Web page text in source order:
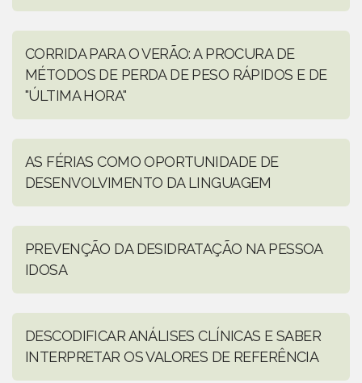
CORRIDA PARA O VERÃO: A PROCURA DE
MÉTODOS DE PERDA DE PESO RÁPIDOS E DE
"ÚLTIMA HORA"
AS FÉRIAS COMO OPORTUNIDADE DE
DESENVOLVIMENTO DA LINGUAGEM
PREVENÇÃO DA DESIDRATAÇÃO NA PESSOA
IDOSA
DESCODIFICAR ANÁLISES CLÍNICAS E SABER
INTERPRETAR OS VALORES DE REFERÊNCIA